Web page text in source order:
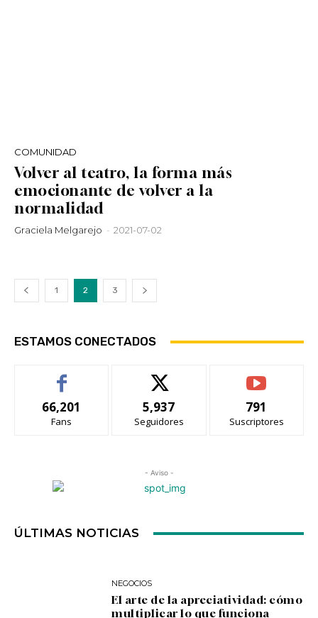
COMUNIDAD
Volver al teatro, la forma más
emocionante de volver a la
normalidad
Graciela Melgarejo - 2021-07-02
1 2 3
ESTAMOS CONECTADOS
66,201
Fans
5,937
Seguidores
791
Suscriptores
- Aviso -
ÚLTIMAS NOTICIAS
NEGOCIOS
El arte de la apreciatividad: cómo
multiplicar lo que funciona